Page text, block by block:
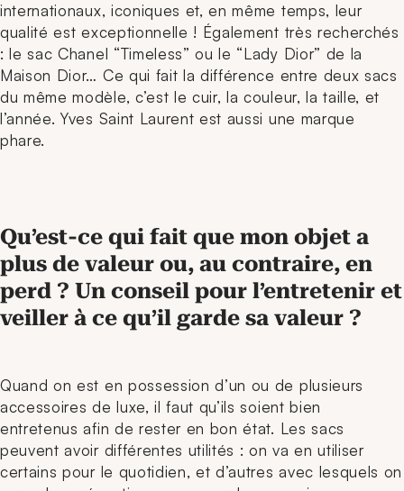
internationaux, iconiques et, en même temps, leur
qualité est exceptionnelle ! Également très recherchés
: le sac Chanel “Timeless” ou le “Lady Dior” de la
Maison Dior… Ce qui fait la différence entre deux sacs
du même modèle, c’est le cuir, la couleur, la taille, et
l’année. Yves Saint Laurent est aussi une marque
phare.
Qu’est-ce qui fait que mon objet a
plus de valeur ou, au contraire, en
perd ? Un conseil pour l’entretenir et
veiller à ce qu’il garde sa valeur ?
Quand on est en possession d’un ou de plusieurs
accessoires de luxe, il faut qu’ils soient bien
entretenus afin de rester en bon état. Les sacs
peuvent avoir différentes utilités : on va en utiliser
certains pour le quotidien, et d’autres avec lesquels on